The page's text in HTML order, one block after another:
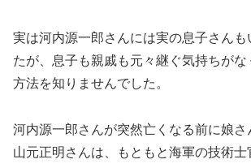
実は河内源一郎さんには実の息子さんも
たが、息子も親戚も元々継ぐ気持ちがな
方法を知りませんでした。
河内源一郎さんが突然亡くなる前に娘さ
山元正明さんは、もともと海軍の技術士